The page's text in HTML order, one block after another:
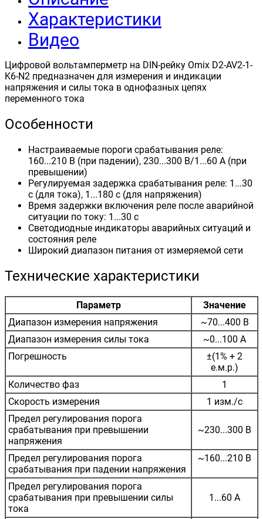
Характеристики
Видео
Цифровой вольтамперметр на DIN-рейку Omix D2-AV2-1-
K6-N2 предназначен для измерения и индикации
напряжения и силы тока в однофазных цепях
переменного тока
Особенности
Настраиваемые пороги срабатывания реле:
160...210 В (при падении), 230...300 В/1...60 А (при
превышении)
Регулируемая задержка срабатывания реле: 1...30
с (для тока), 1...180 с (для напряжения)
Время задержки включения реле после аварийной
ситуации по току: 1...30 с
Светодиодные индикаторы аварийных ситуаций и
состояния реле
Широкий диапазон питания от измеряемой сети
Технические характеристики
Параметр
Значение
Диапазон измерения напряжения
~70...400 В
Диапазон измерения силы тока
~0...100 А
Погрешность
±(1% + 2
е.м.р.)
Количество фаз
1
Скорость измерения
1 изм./с
Предел регулирования порога
срабатывания при превышении
напряжения
~230...300 В
Предел регулирования порога
срабатывания при падении напряжения
~160...210 В
Предел регулирования порога
срабатывания при превышении силы
тока
1...60 А